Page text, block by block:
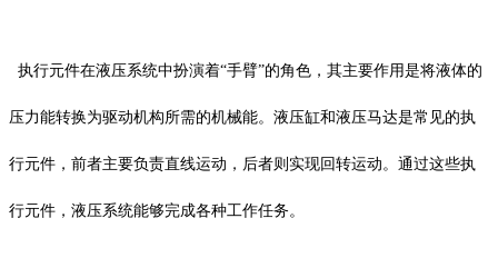
执行元件在液压系统中扮演着“手臂”的角色，其主要作用是将液体的
压力能转换为驱动机构所需的机械能。液压缸和液压马达是常见的执
行元件，前者主要负责直线运动，后者则实现回转运动。通过这些执
行元件，液压系统能够完成各种工作任务。